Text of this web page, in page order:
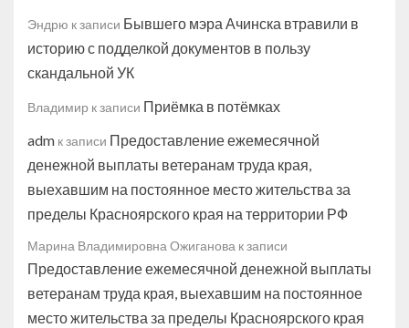
Эндрю к записи Бывшего мэра Ачинска втравили в
историю с подделкой документов в пользу
скандальной УК
Владимир к записи Приёмка в потёмках
adm к записи Предоставление ежемесячной
денежной выплаты ветеранам труда края,
выехавшим на постоянное место жительства за
пределы Красноярского края на территории РФ
Марина Владимировна Ожиганова к записи
Предоставление ежемесячной денежной выплаты
ветеранам труда края, выехавшим на постоянное
место жительства за пределы Красноярского края